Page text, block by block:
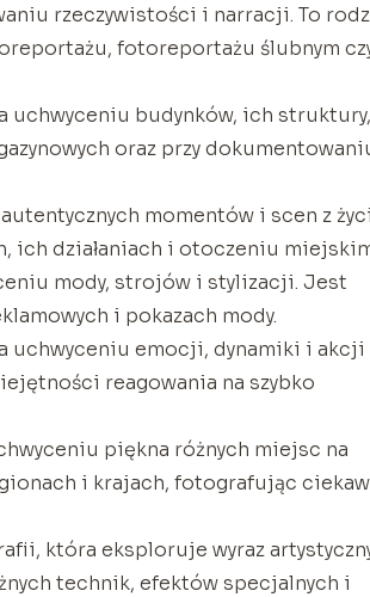
rzeczywistości i narracji. To
fotoreportażu ślubnym
budynków, ich struktury,
oraz przy
momentów i scen z
ich działaniach i otoczeniu
mody, strojów i stylizacji. Jest
i pokazach mody.
uchwyceniu emocji, dynamiki i akcji
reagowania na szybko
piękna różnych miejsc na
i krajach, fotografując
która eksploruje wyraz
technik, efektów specjalnych i